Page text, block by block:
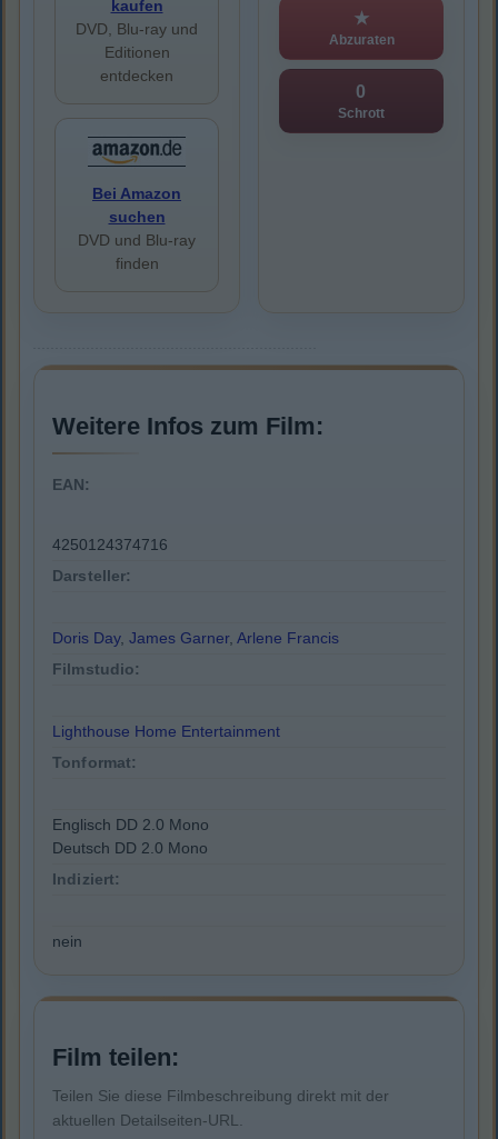
kaufen
DVD, Blu-ray und
Editionen
entdecken
Bei Amazon
suchen
DVD und Blu-ray
finden
★
Abzuraten
0
Schrott
Weitere Infos zum Film:
EAN:
4250124374716
Darsteller:
Doris Day, James Garner, Arlene Francis
Filmstudio:
Lighthouse Home Entertainment
Tonformat:
Englisch DD 2.0 Mono
Deutsch DD 2.0 Mono
Indiziert:
nein
Film teilen:
Teilen Sie diese Filmbeschreibung direkt mit der
aktuellen Detailseiten-URL.